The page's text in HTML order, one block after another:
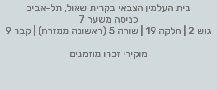
בית העלמין הצבאי בקרית שאול, תל-אביב
כניסה משער 7
גוש 2 | חלקה 19 | שורה 5 (ראשונה ממזרח) | קבר 9
מוקירי זכרו מוזמנים